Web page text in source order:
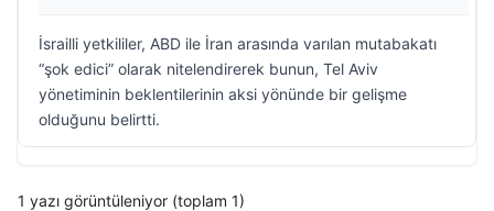
İsrailli yetkililer, ABD ile İran arasında varılan mutabakatı
“şok edici” olarak nitelendirerek bunun, Tel Aviv
yönetiminin beklentilerinin aksi yönünde bir gelişme
olduğunu belirtti.
1 yazı görüntüleniyor (toplam 1)